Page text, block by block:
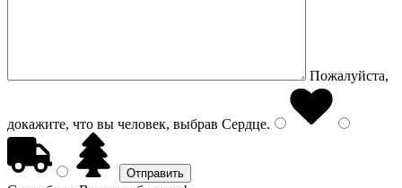
Пожалуйста,
докажите, что вы человек, выбрав Сердце.